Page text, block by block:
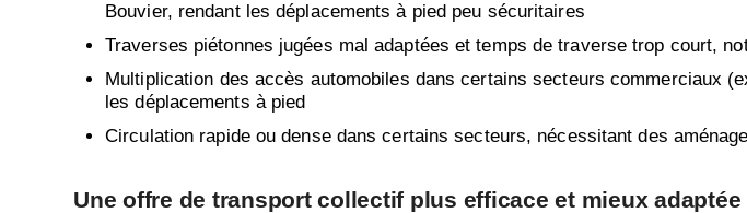
Bouvier, rendant les déplacements à pied peu sécuritaires
Traverses piétonnes jugées mal adaptées et temps de traverse trop court,
Multiplication des accès automobiles dans certains secteurs commerciaux
les déplacements à pied
Circulation rapide ou dense dans certains secteurs, nécessitant des
Une offre de transport collectif plus efficace et mieux